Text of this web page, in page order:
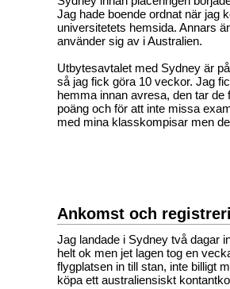
Jag hade boende ordnat när jag
universitetets hemsida. Annars är
använder sig av i Australien.
Utbytesavtalet med Sydney är
så jag fick göra 10 veckor. Jag
hemma innan avresa, den tar
poäng och för att inte missa
med mina klasskompisar men
Ankomst och
Jag landade i Sydney två dagar
helt ok men jet lagen tog en
flygplatsen in till stan, inte billigt
köpa ett australiensiskt